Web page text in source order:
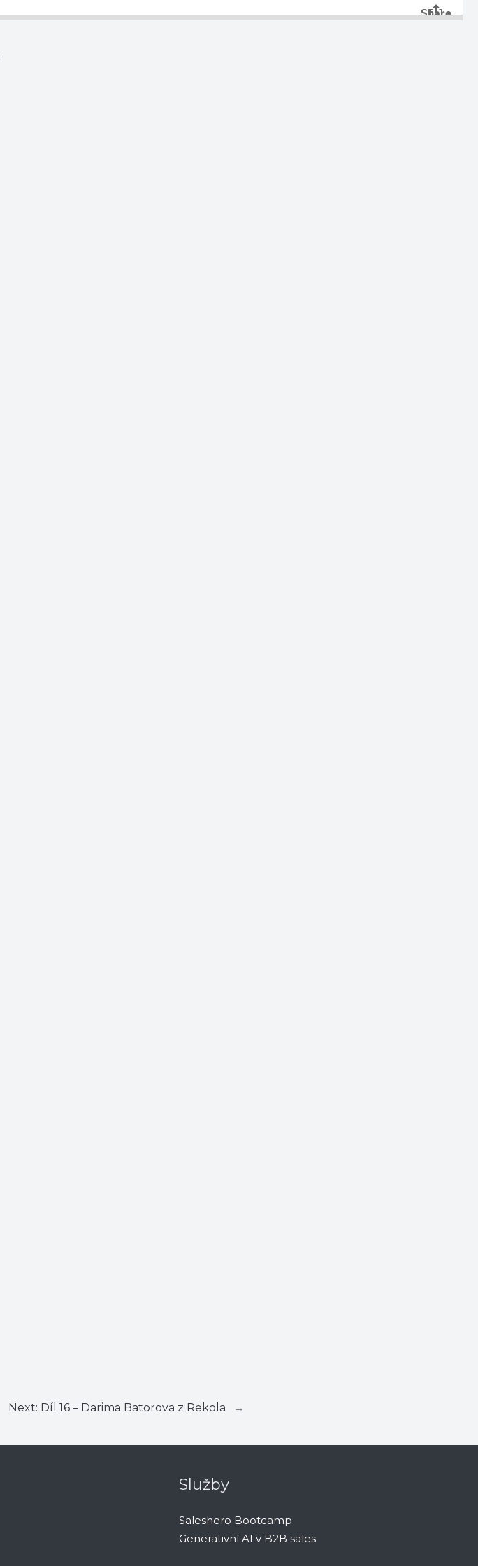
Next: Díl 16 – Darima Batorova z Rekola →
Služby
Saleshero Bootcamp
Generativní AI v B2B sales